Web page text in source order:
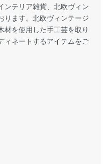
ンテリア雑貨、北欧ヴィン
ります。北欧ヴィンテージ
材を使用した手工芸を取り
ィネートするアイテムをご